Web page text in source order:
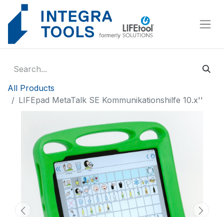
All Products
LIFEpad MetaTalk SE Kommunikationshilfe 10.x''
Cookies management panel